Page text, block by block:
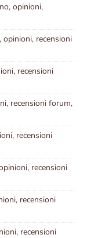
opinioni,
recensioni
recensioni
recensioni forum,
recensioni
recensioni
recensioni
recensioni